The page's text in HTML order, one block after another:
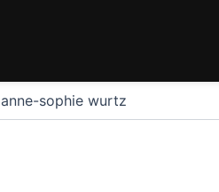
anne-sophie wurtz